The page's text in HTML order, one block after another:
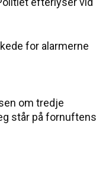
for alarmerne
om tredje
står på fornuftens